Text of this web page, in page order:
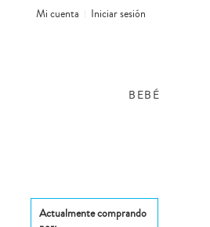
Mi cuenta Iniciar sesión
BEBÉ
Actualmente comprando